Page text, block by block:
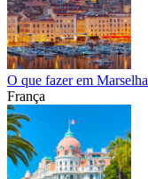
O que fazer em Marselha
França